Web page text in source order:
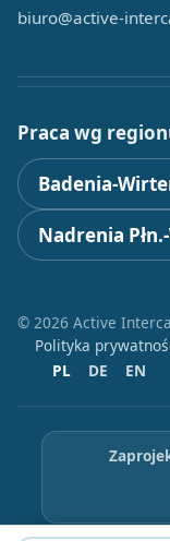
biuro@active-
Praca wg
Badenia-
Nadrenia
© 2026 Active
Polityka
PL
DE EN